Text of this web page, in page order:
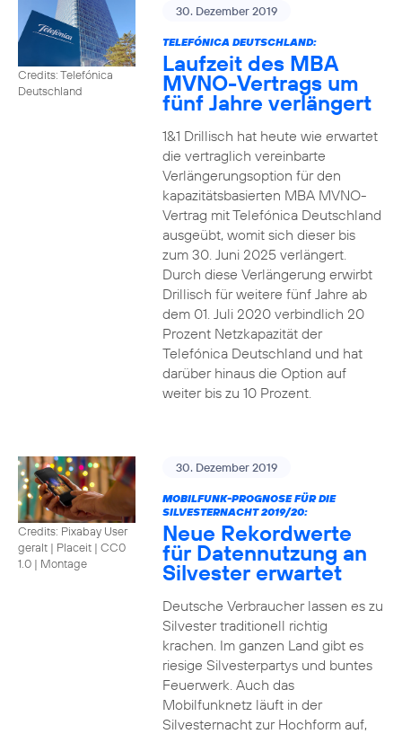
Credits: Telefónica
Deutschland
30. Dezember 2019
TELEFÓNICA DEUTSCHLAND:
Laufzeit des MBA
MVNO-Vertrags um
fünf Jahre verlängert
1&1 Drillisch hat heute wie erwartet
die vertraglich vereinbarte
Verlängerungsoption für den
kapazitätsbasierten MBA MVNO-
Vertrag mit Telefónica Deutschland
ausgeübt, womit sich dieser bis
zum 30. Juni 2025 verlängert.
Durch diese Verlängerung erwirbt
Drillisch für weitere fünf Jahre ab
dem 01. Juli 2020 verbindlich 20
Prozent Netzkapazität der
Telefónica Deutschland und hat
darüber hinaus die Option auf
weiter bis zu 10 Prozent.
Credits: Pixabay User
geralt | Placeit | CC0
1.0 | Montage
30. Dezember 2019
MOBILFUNK-PROGNOSE FÜR DIE
SILVESTERNACHT 2019/20:
Neue Rekordwerte
für Datennutzung an
Silvester erwartet
Deutsche Verbraucher lassen es zu
Silvester traditionell richtig
krachen. Im ganzen Land gibt es
riesige Silvesterpartys und buntes
Feuerwerk. Auch das
Mobilfunknetz läuft in der
Silvesternacht zur Hochform auf,